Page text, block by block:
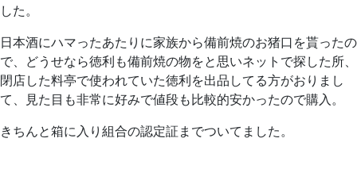
した。
日本酒にハマったあたりに家族から備前焼のお猪口を貰ったの
で、どうせなら徳利も備前焼の物をと思いネットで探した所、
閉店した料亭で使われていた徳利を出品してる方がおりまし
て、見た目も非常に好みで値段も比較的安かったので購入。
きちんと箱に入り組合の認定証までついてました。